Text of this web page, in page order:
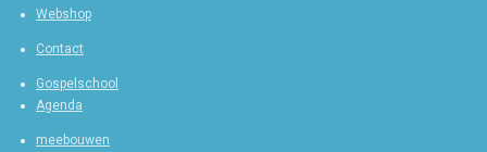
Webshop
Contact
Gospelschool
Agenda
meebouwen